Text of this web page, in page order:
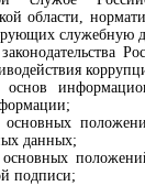
области,
служебную
основ
основных
данных;
подписи;